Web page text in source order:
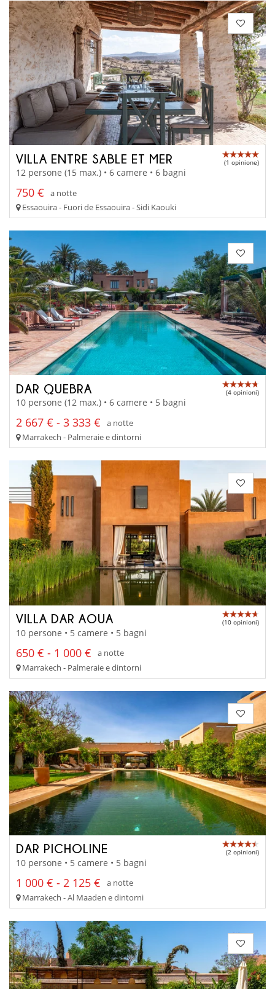
VILLA ENTRE SABLE ET MER (1 opinione)
12 persone (15 max.) • 6 camere • 6 bagni
750 €
a notte
Essaouira - Fuori de Essaouira - Sidi Kaouki
DAR QUEBRA (4 opinioni)
10 persone (12 max.) • 6 camere • 5 bagni
2 667 € - 3 333 €
a notte
Marrakech - Palmeraie e dintorni
VILLA DAR AOUA (10 opinioni)
10 persone • 5 camere • 5 bagni
650 € - 1 000 €
a notte
Marrakech - Palmeraie e dintorni
DAR PICHOLINE (2 opinioni)
10 persone • 5 camere • 5 bagni
1 000 € - 2 125 €
a notte
Marrakech - Al Maaden e dintorni